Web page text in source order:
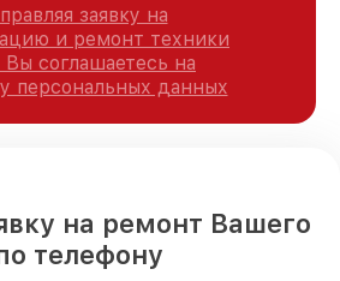
заявку на
и ремонт техники
Вы соглашаетесь на
персональных данных
на ремонт Вашего
телефону